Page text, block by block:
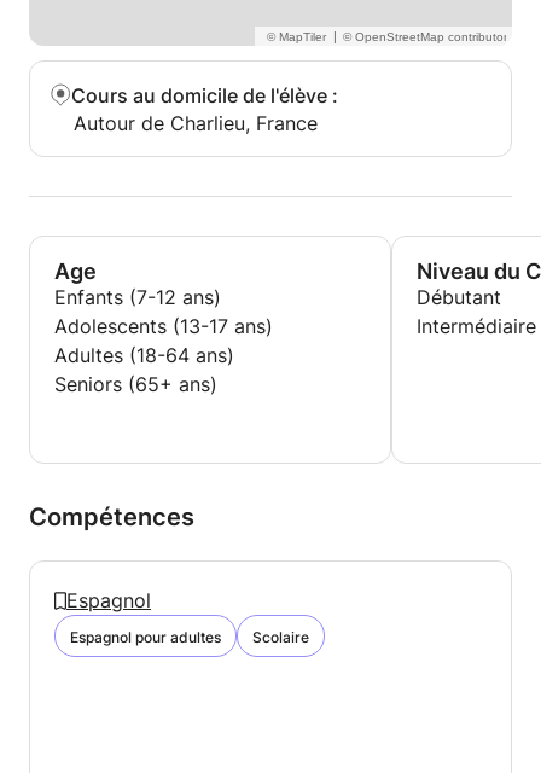
|
Cours au domicile de l'élève :
Autour de Charlieu, France
Age
Enfants (7-12 ans)
Adolescents (13-17 ans)
Adultes (18-64 ans)
Seniors (65+ ans)
Niveau du
Débutant
Intermédiaire
Compétences
Espagnol
Espagnol pour adultes Scolaire